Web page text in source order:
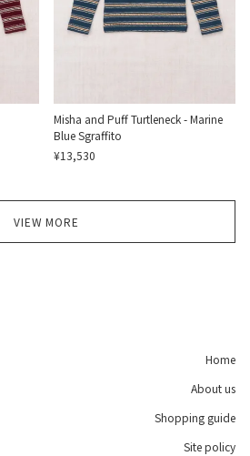
Misha and Puff Turtleneck - Marine
Blue Sgraffito
¥13,530
VIEW MORE
Home
About us
Shopping guide
Site policy